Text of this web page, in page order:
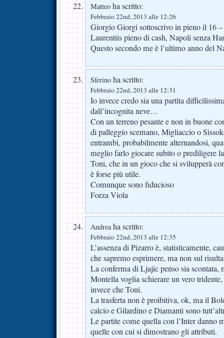
Matteo ha scritto:
Febbraio 22nd, 2013 alle 12:26
Giorgio Giorgi sottoscrivo in pieno il 16 –
Laurentiis pieno di cash, Napoli senza
Questo secondo me è l’ultimo anno del
Sferino ha scritto:
Febbraio 22nd, 2013 alle 12:31
Io invece credo sia una partita
dall’incognita neve…
Con un terreno pesante e non in buone
di palleggio scemano, Migliaccio o
entrambi, probabilmente alternandosi,
meglio farlo giocare subito o prediligere
Toni, che in un gioco che si svilupperà
è forse più utile.
Comunque sono fiducioso
Forza Viola
Andreaha scritto:
Febbraio 22nd, 2013 alle 12:35
L’assenza di Pizarro è, statisticamente,
che sapremo esprimere, ma non sul
La conferma di Ljajic penso sia scontata,
Montella voglia schierare un vero
invece che Toni.
La trasferta non è proibitiva, ok, ma il
calcio e Gilardino e Diamanti sono
Le partite come quella con l’Inter danno
quelle con cui si dimostrano gli attributi.